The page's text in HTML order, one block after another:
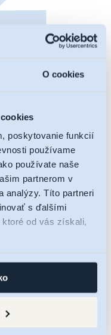
O cookies
poskytovanie funkcií
používame
používate naše
partnerom v
analýzy. Títo partneri
s ďalšími
od vás získali,